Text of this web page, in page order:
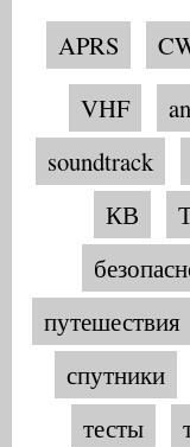
APRS
VHF
soundtrack
КВ
путешествия
спутники
тесты